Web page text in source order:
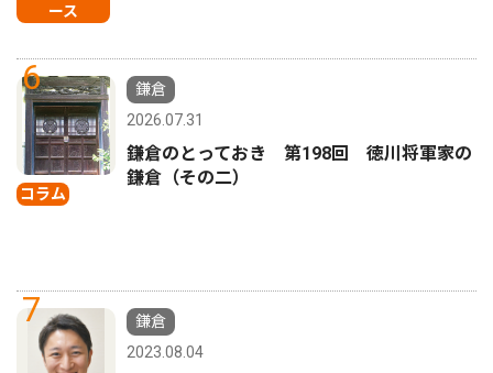
ース
6
コラム
鎌倉
2026.07.31
鎌倉のとっておき 第198回 徳川将軍家の
鎌倉（その二）
7
鎌倉
2023.08.04